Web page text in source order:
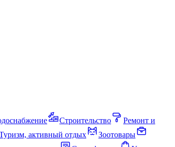
Строительство
Ремонт и
активный отдых
Зоотовары